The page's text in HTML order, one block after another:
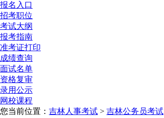
报名入口
招考职位
考试大纲
报考指南
准考证打印
成绩查询
面试名单
资格复审
录用公示
网校课程
您当前位置： 吉林人事考试 > 吉林公务员考试